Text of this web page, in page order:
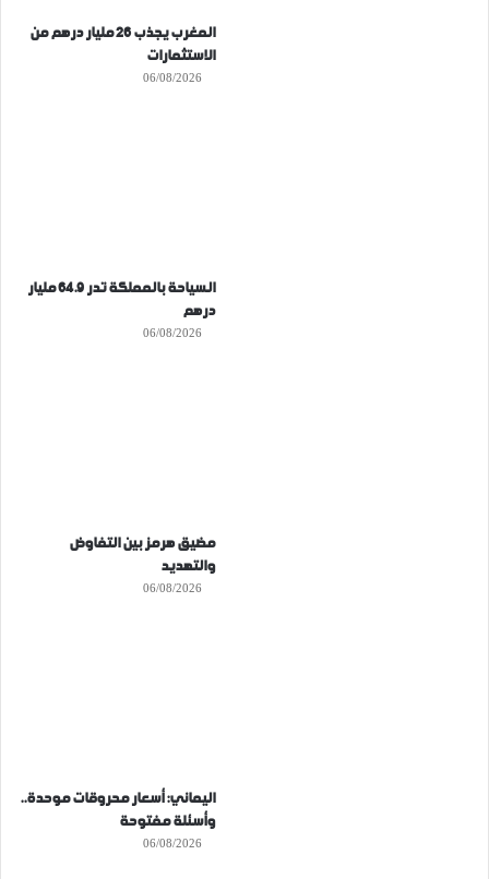
المغرب يجذب 26 مليار درهم من
الاستثمارات
06/08/2026
السياحة بالمملكة تدر 64.9 مليار
درهم
06/08/2026
مضيق هرمز بين التفاوض
والتهديد
06/08/2026
اليماني: أسعار محروقات موحدة..
وأسئلة مفتوحة
06/08/2026